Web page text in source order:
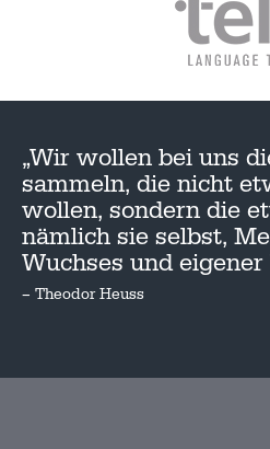
„Wir wollen bei uns
sammeln, die nicht
wollen, sondern die
nämlich sie selbst,
Wuchses und
– Theodor Heuss